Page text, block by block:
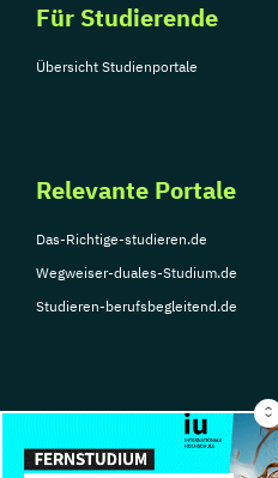
Für Studierende
Übersicht Studienportale
Relevante Portale
Das-Richtige-studieren.de
Wegweiser-duales-Studium.de
Studieren-berufsbegleitend.de
© Copyright 2026, TarGroup Media GmbH